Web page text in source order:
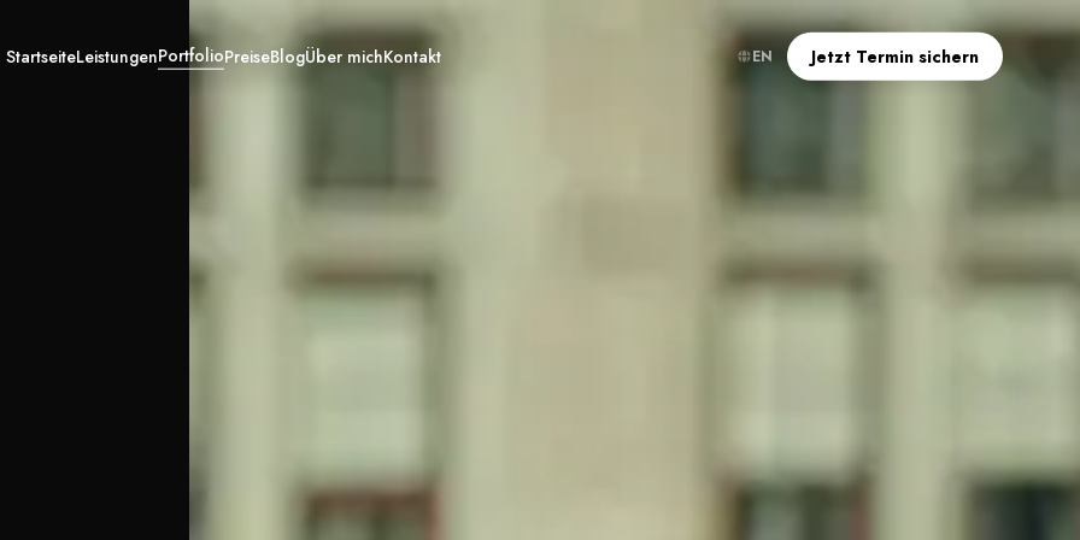
StartseiteLeistungenPortfolioPreiseBlogÜber michKontakt EN Jetzt Termin sichern